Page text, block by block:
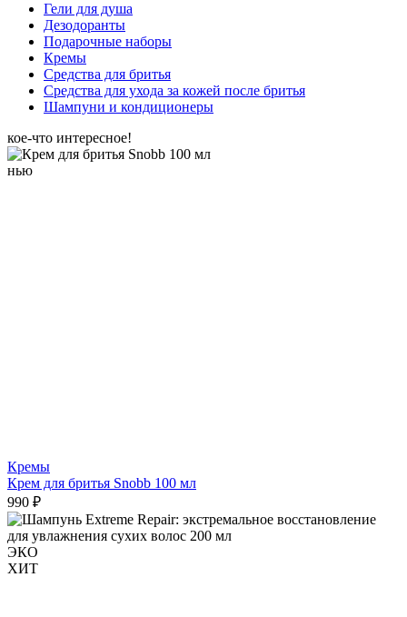
Гели для душа
Дезодоранты
Подарочные наборы
Кремы
Средства для бритья
Средства для ухода за кожей после бритья
Шампуни и кондиционеры
кое-что интересное!
нью
Кремы
Крем для бритья Snobb 100 мл
990 ₽
ЭКО
ХИТ